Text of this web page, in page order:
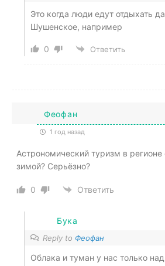
Это когда люди едут отдыхать
Шушенское, например
0 Ответить
Феофан
1 год назад
Астрономический туризм в
зимой? Серьёзно?
0 Ответить
Бука
Reply to Феофан
Облака и туман у нас только